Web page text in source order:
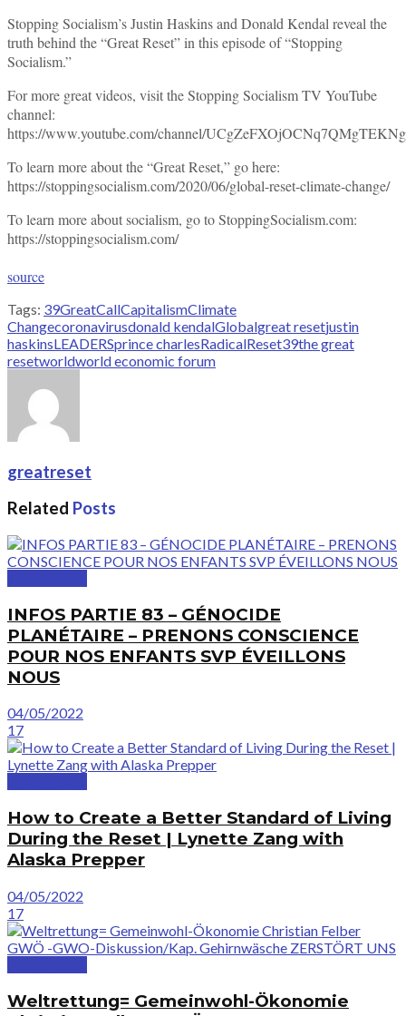
Stopping Socialism’s Justin Haskins and Donald Kendal reveal the
truth behind the “Great Reset” in this episode of “Stopping
Socialism.”
For more great videos, visit the Stopping Socialism TV YouTube
channel:
https://www.youtube.com/channel/
To learn more about the “Great Reset,” go here:
https://stoppingsocialism.com/2020/06/global-reset-climate-change/
To learn more about socialism, go to StoppingSocialism.com:
https://stoppingsocialism.com/
source
Tags: 39GreatCallCapitalismClimate
Changecoronavirusdonald kendalGlobalgreat resetjustin
haskinsLEADERSprince charlesRadicalReset39the great
resetworldworld economic forum
greatreset
Related Posts
INFOS PARTIE 83 – GÉNOCIDE
PLANÉTAIRE – PRENONS CONSCIENCE
POUR NOS ENFANTS SVP ÉVEILLONS
NOUS
04/05/2022
17
How to Create a Better Standard of Living
During the Reset | Lynette Zang with
Alaska Prepper
04/05/2022
17
Weltrettung= Gemeinwohl-Ökonomie